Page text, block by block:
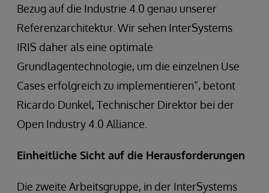
Bezug auf die Industrie 4.0 genau unserer
Referenzarchitektur. Wir sehen InterSystems
IRIS daher als eine optimale
Grundlagentechnologie, um die einzelnen Use
Cases erfolgreich zu implementieren“, betont
Ricardo Dunkel, Technischer Direktor bei der
Open Industry 4.0 Alliance.
Einheitliche Sicht auf die Herausforderungen
Die zweite Arbeitsgruppe, in der InterSystems